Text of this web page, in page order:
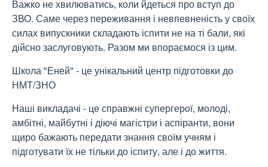
Важко не хвилюватись, коли йдеться про вступ до
ЗВО. Саме через переживання і невпевненість у своїх
силах випускники складають іспити не на ті бали, які
дійсно заслуговують. Разом ми впораємося із цим.
Школа "Еней" - це унікальний центр підготовки до
НМТ/ЗНО
Наші викладачі - це справжні супергерої, молоді,
амбітні, майбутні і діючі магістри і аспіранти, вони
щиро бажають передати знання своїм учням і
підготувати їх не тільки до іспиту, але і до життя.